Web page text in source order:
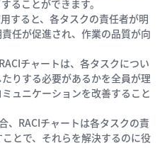
ることができます。
すると、各タスクの責任者が明
任が促進され、作業の品質が向
チャートは、各タスクについ
りする必要があるかを全員が理
ュニケーションを改善すること
、RACIチャートは各タスクの責
とで、それらを解決するのに役